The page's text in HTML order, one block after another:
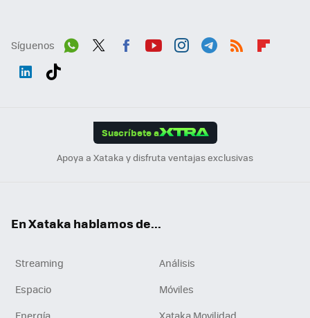
Síguenos
Suscríbete a
Apoya a Xataka y disfruta ventajas exclusivas
En Xataka hablamos de...
Streaming
Análisis
Espacio
Móviles
Energía
Xataka Movilidad